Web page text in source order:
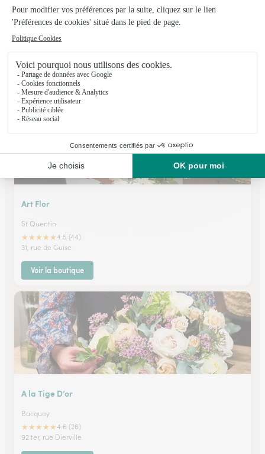
La Belle Fleur
Gauchy
Voir la boutique
Art Flor
St Quentin
★★★★★4.5 (44)
31, rue de Guise
Voir la boutique
A la Tige D’or
Bucquoy
★★★★★4.6 (26)
92 ter, rue Dierville